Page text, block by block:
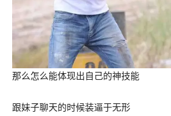
那么怎么能体现出自己的神技能
跟妹子聊天的时候装逼于无形